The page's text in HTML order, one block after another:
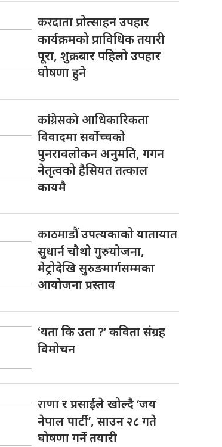
करदाताप्रोत्साहन उपहार
कार्यक्रमको प्राविधिक तयारी
पूरा, शुक्रबार पहिलो उपहार
घोषणा हुने
कांग्रेसकोआधिकारिकता
विवादमा सर्वोच्चको
पुनरावलोकन अनुमति, गगन
नेतृत्वको हैसियत तत्काल
कायमै
काठमाडौंउपत्यकाको यातायात
सुधार्न चौथो गुरुयोजना,
मेट्रोदेखि सुरुङमार्गसम्मका
आयोजना प्रस्ताव
‘यताकि उता ?’ कविता संग्रह
विमोचन
राणार प्रसाईंले खोल्दै ‘जय
नेपाल पार्टी’, साउन २८ गते
घोषणा गर्ने तयारी